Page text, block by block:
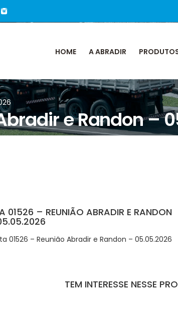
HOME A ABRADIR
e Randon –
01526 – REUNIÃO ABRADIR E RANDON
TEM INTERESSE NESSE